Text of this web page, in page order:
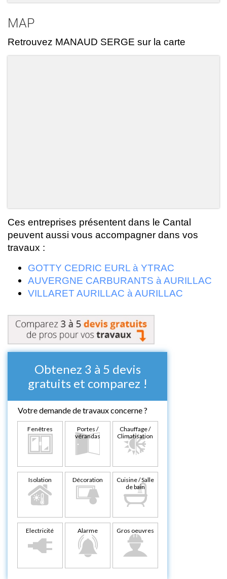
MAP
Retrouvez MANAUD SERGE sur la carte
Ces entreprises présentent dans le Cantal
peuvent aussi vous accompagner dans vos
travaux :
GOTTY CEDRIC EURL à YTRAC
AUVERGNE CARBURANTS à AURILLAC
VILLARET AURILLAC à AURILLAC
Obtenez 3 à 5 devis
gratuits et comparez !
Votre demande de travaux concerne ?
Fenêtres
Portes /
vérandas
Chauffage /
Climatisation
Isolation Décoration
Cuisine / Salle
de bain
Electricité Alarme Gros oeuvres